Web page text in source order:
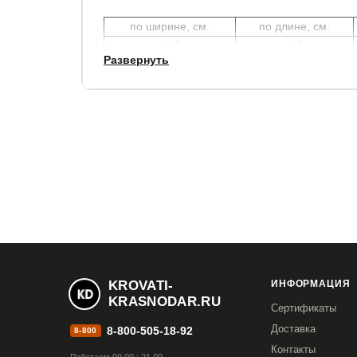
по ширине, см. по длине, см.
Кровать имеет встроенное основание с
Гарантия:2 года.
Срок службы : 10 лет.
Развернуть
KROVATI-
KRASNODAR.RU
8-800 8-800-505-18-92
ИНФОРМАЦИЯ
Сертификаты
Доставка
Контакты